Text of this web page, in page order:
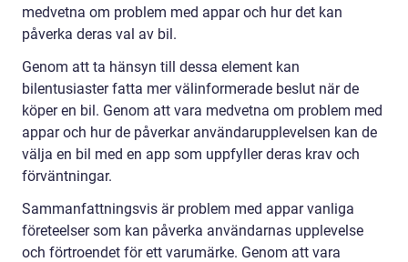
medvetna om problem med appar och hur det kan
påverka deras val av bil.
Genom att ta hänsyn till dessa element kan
bilentusiaster fatta mer välinformerade beslut när de
köper en bil. Genom att vara medvetna om problem med
appar och hur de påverkar användarupplevelsen kan de
välja en bil med en app som uppfyller deras krav och
förväntningar.
Sammanfattningsvis är problem med appar vanliga
företeelser som kan påverka användarnas upplevelse
och förtroendet för ett varumärke. Genom att vara